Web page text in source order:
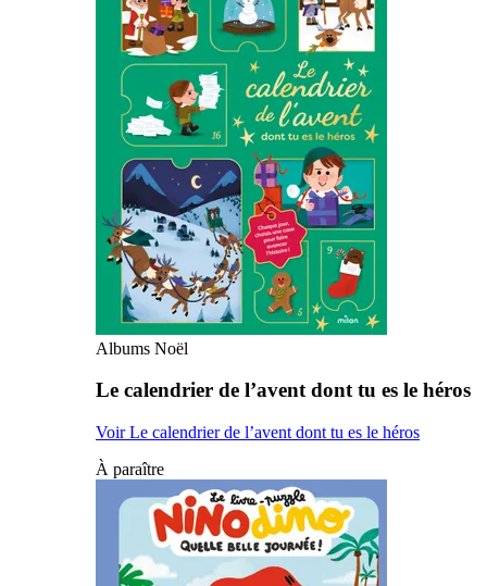
Albums Noël
Le calendrier de l’avent dont tu es le héros
Voir Le calendrier de l’avent dont tu es le héros
À paraître